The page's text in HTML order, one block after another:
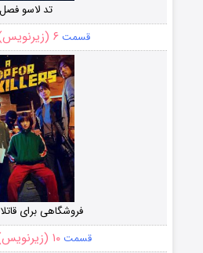
تد لاسو فصل ۴
قسمت ۶ (زیرنویس)
فروشگاهی برای
قسمت۱۰ (زیرنویس)